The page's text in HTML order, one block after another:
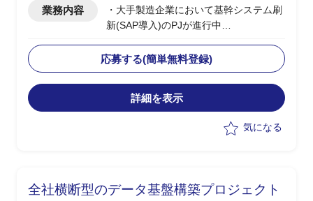
業務内容
・大手製造企業において基幹システム刷
新(SAP導入)のPJが進行中
辺業務システムの移行フェーズ
└原価領域を中心に複数領域での移行デ
ータ作成、手順調整およびシステムテス
ト対応を実施
・関連部門およびベンダーとの調整
応募する(簡単無料登録)
詳細を表示
気になる
全社横断型のデータ基盤構築プロジェクト